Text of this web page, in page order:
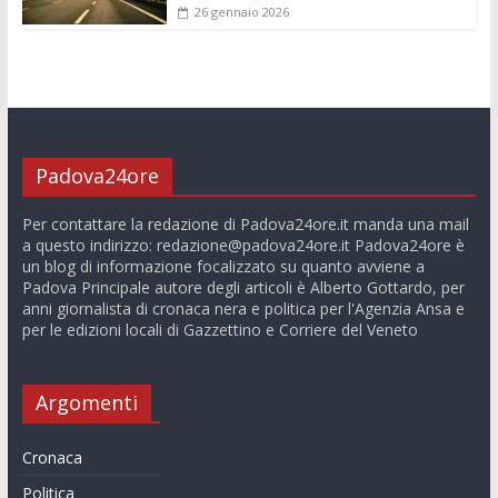
26 gennaio 2026
Padova24ore
Per contattare la redazione di Padova24ore.it manda una mail
a questo indirizzo: redazione@padova24ore.itPadova24ore è
un blog di informazione focalizzato su quanto avviene a
Padova Principale autore degli articoli è Alberto Gottardo, per
anni giornalista di cronaca nera e politica per l'Agenzia Ansa e
per le edizioni locali di Gazzettino e Corriere del Veneto
Argomenti
Cronaca
Politica